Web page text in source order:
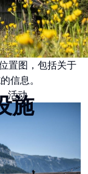
施
置图，包括关于
信息。
活动